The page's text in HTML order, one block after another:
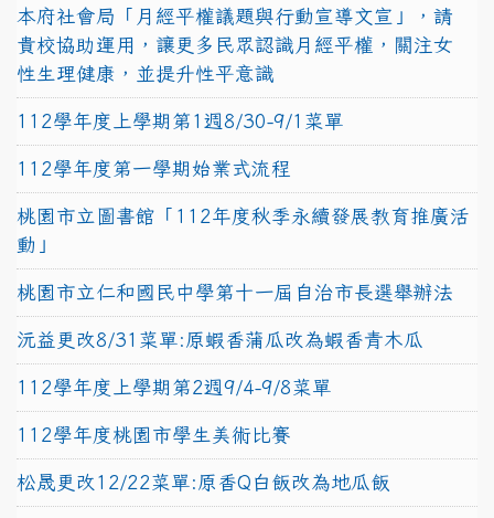
本府社會局「月經平權議題與行動宣導文宣」，請
貴校協助運用，讓更多民眾認識月經平權，關注女
性生理健康，並提升性平意識
112學年度上學期第1週8/30-9/1菜單
112學年度第一學期始業式流程
桃園市立圖書館「112年度秋季永續發展教育推廣活
動」
桃園市立仁和國民中學第十一屆自治市長選舉辦法
沅益更改8/31菜單:原蝦香蒲瓜改為蝦香青木瓜
112學年度上學期第2週9/4-9/8菜單
112學年度桃園市學生美術比賽
松晟更改12/22菜單:原香Q白飯改為地瓜飯